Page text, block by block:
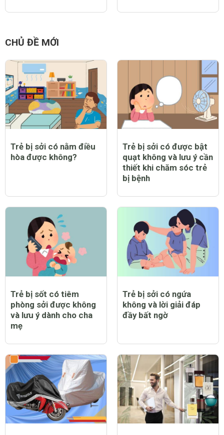
CHỦ ĐỀ MỚI
Trẻ bị sởi có nằm điều
hòa được không?
Trẻ bị sởi có được bật
quạt không và lưu ý cần
thiết khi chăm sóc trẻ
bị bệnh
Trẻ bị sốt có tiêm
phòng sởi được không
và lưu ý dành cho cha
mẹ
Trẻ bị sởi có ngứa
không và lời giải đáp
đầy bất ngờ